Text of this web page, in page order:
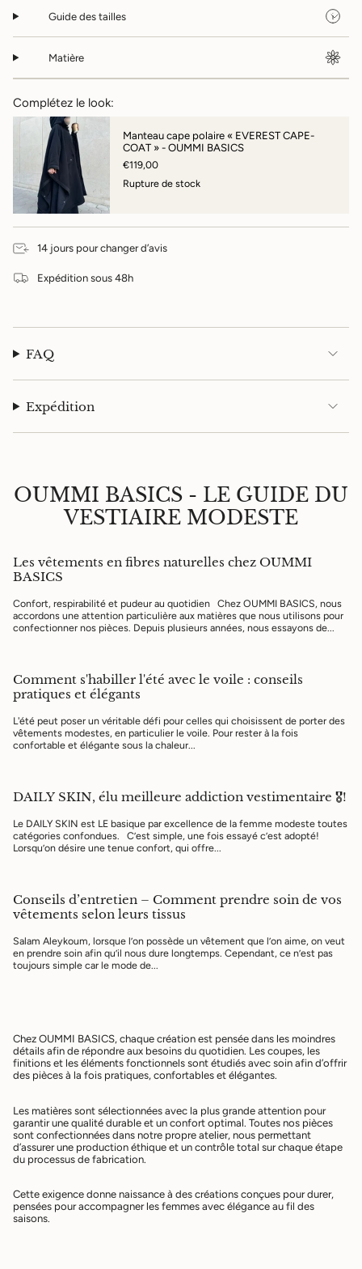
Guide des tailles
Matière
Complétez le look:
Manteau cape polaire « EVEREST CAPE-
COAT » - OUMMI BASICS
€119,00
Rupture de stock
14 jours pour changer d’avis
Expédition sous 48h
FAQ
Expédition
OUMMI BASICS - LE GUIDE DU
VESTIAIRE MODESTE
Les vêtements en fibres naturelles chez OUMMI
BASICS
Confort, respirabilité et pudeur au quotidien Chez OUMMI BASICS, nous
accordons une attention particulière aux matières que nous utilisons pour
confectionner nos pièces. Depuis plusieurs années, nous essayons de...
Comment s'habiller l'été avec le voile : conseils
pratiques et élégants
L'été peut poser un véritable défi pour celles qui choisissent de porter des
vêtements modestes, en particulier le voile. Pour rester à la fois
confortable et élégante sous la chaleur...
DAILY SKIN, élu meilleure addiction vestimentaire 🎖️!
Le DAILY SKIN est LE basique par excellence de la femme modeste toutes
catégories confondues. C’est simple, une fois essayé c’est adopté!
Lorsqu’on désire une tenue confort, qui offre...
Conseils d’entretien – Comment prendre soin de vos
vêtements selon leurs tissus
Salam Aleykoum, lorsque l’on possède un vêtement que l’on aime, on veut
en prendre soin afin qu’il nous dure longtemps. Cependant, ce n’est pas
toujours simple car le mode de...
Chez OUMMI BASICS, chaque création est pensée dans les moindres
détails afin de répondre aux besoins du quotidien. Les coupes, les
finitions et les éléments fonctionnels sont étudiés avec soin afin d’offrir
des pièces à la fois pratiques, confortables et élégantes.
Les matières sont sélectionnées avec la plus grande attention pour
garantir une qualité durable et un confort optimal. Toutes nos pièces
sont confectionnées dans notre propre atelier, nous permettant
d’assurer une production éthique et un contrôle total sur chaque étape
du processus de fabrication.
Cette exigence donne naissance à des créations conçues pour durer,
pensées pour accompagner les femmes avec élégance au fil des
saisons.